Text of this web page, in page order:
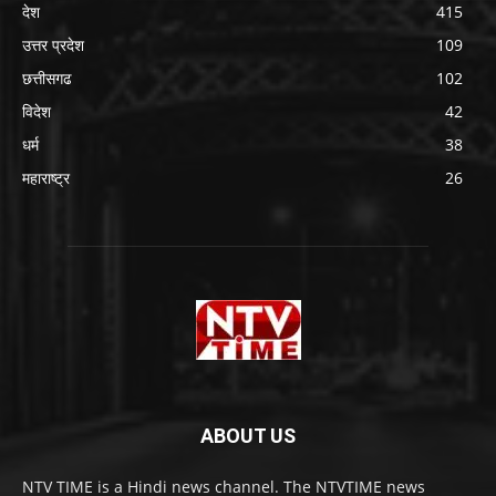
देश
415
उत्तर प्रदेश
109
छत्तीसगढ
102
विदेश
42
धर्म
38
महाराष्ट्र
26
ABOUT US
NTV TIME is a Hindi news channel. The NTVTIME news